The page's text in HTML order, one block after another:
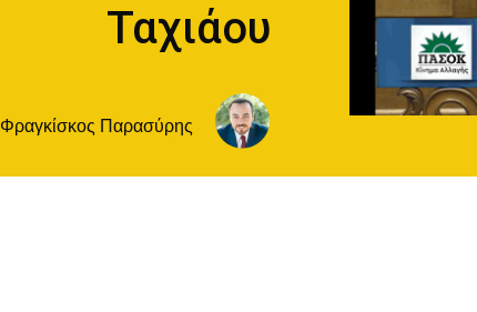
Ταχιάου
Φραγκίσκος Παρασύρης